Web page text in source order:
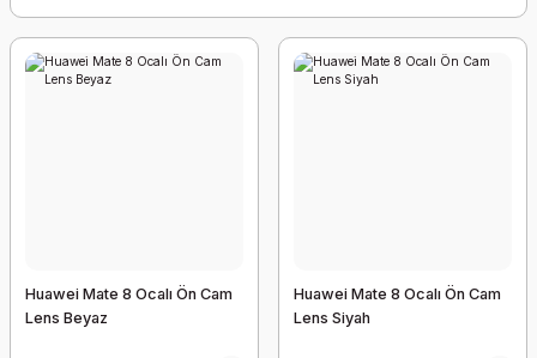
Huawei Mate 8 Ocalı Ön Cam
Lens Beyaz
Huawei Mate 8 Ocalı Ön Cam
Lens Siyah